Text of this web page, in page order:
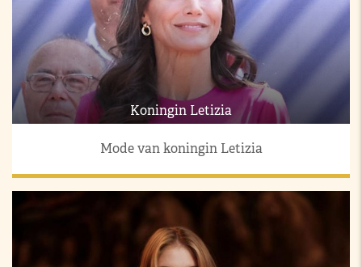
Koningin Letizia
Mode van koningin Letizia